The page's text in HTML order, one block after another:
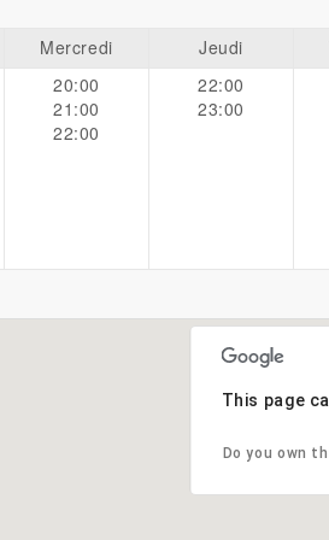
Mercredi Jeudi
20:00
21:00
22:00
22:00
23:00
This page
Do you own